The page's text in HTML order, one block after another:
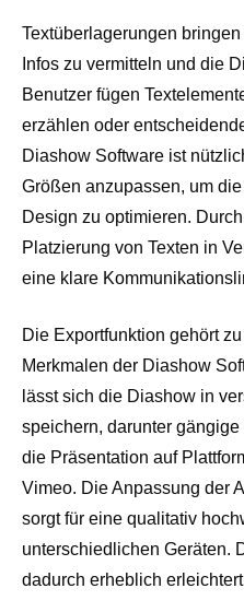
Textüberlagerungen
Infos zu vermitteln und die
Benutzer fügen
erzählen oder
Diashow Software ist
Größen anzupassen, um
Design zu optimieren.
Platzierung von Texten in
eine klare
Die Exportfunktion gehört
Merkmalen der Diashow
lässt sich die Diashow in
speichern, darunter
die Präsentation auf
Vimeo. Die Anpassung der
sorgt für eine qualitativ
unterschiedlichen Geräten.
dadurch erheblich